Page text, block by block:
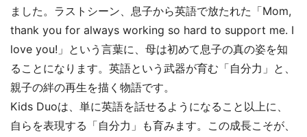
ました。ラストシーン、息子から英語で放たれた「Mom,
thank you for always working so hard to support me. I
love you!」という言葉に、母は初めて息子の真の姿を知
ることになります。英語という武器が育む「自分力」と、
親子の絆の再生を描く物語です。
Kids Duoは、単に英語を話せるようになること以上に、
自らを表現する「自分力」も育みます。この成長こそが、